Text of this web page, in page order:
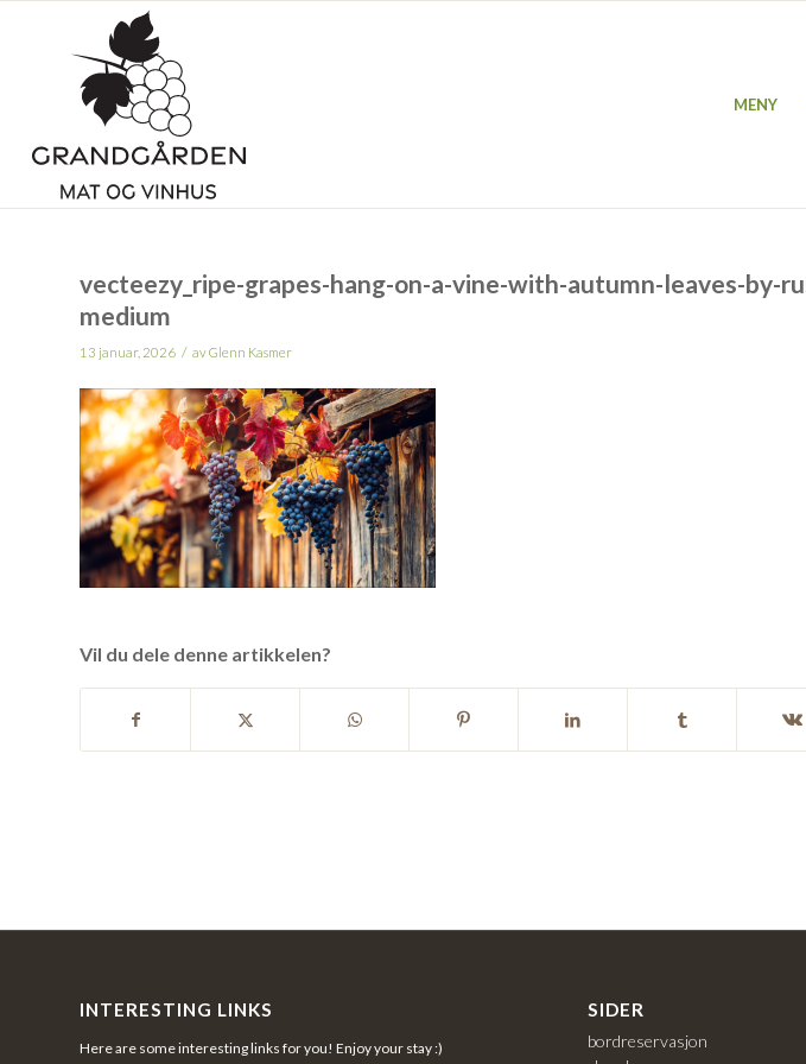
MENY
vecteezy_ripe-grapes-hang-on-a-vine-with-autumn-leaves-by-
medium
13 januar, 2026 / avGlenn Kasmer
Vil du dele denne artikkelen?
INTERESTING LINKS
Here are some interesting links for you! Enjoy your stay :)
SIDER
bordreservasjon